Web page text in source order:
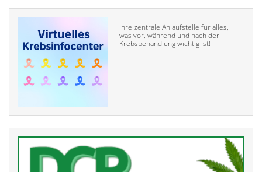
Ihre zentrale Anlaufstelle für alles,
was vor, während und nach der
Krebsbehandlung wichtig ist!